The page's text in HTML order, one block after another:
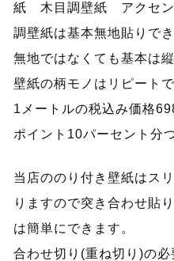
紙 木目調壁紙 アクセン
調壁紙は基本無地貼りで
無地ではなくても基本は
壁紙の柄モノはリピート
1メートルの税込み価格
ポイント10パーセント分
当店ののり付き壁紙はス
りますので突き合わせ貼
は簡単にできます。
合わせ切り(重ね切り)の